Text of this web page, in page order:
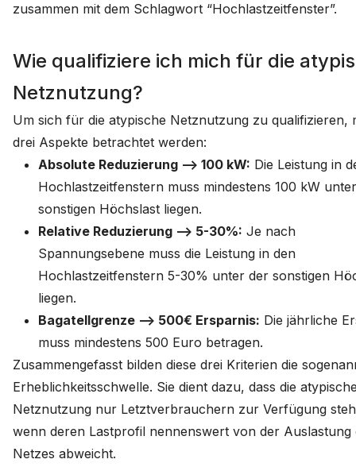
zusammen mit dem Schlagwort “Hochlastzeitfenster”.
Wie qualifiziere ich mich für die
Netznutzung?
Um sich für die atypische Netznutzung zu qualifizieren,
drei Aspekte betrachtet werden:
Absolute Reduzierung –> 100 kW: Die Leistung in
Hochlastzeitfenstern muss mindestens 100 kW
sonstigen Höchslast liegen.
Relative Reduzierung –> 5-30%: Je nach
Spannungsebene muss die Leistung in den
Hochlastzeitfenstern 5-30% unter der sonstigen
liegen.
Bagatellgrenze –> 500€ Ersparnis: Die jährliche
muss mindestens 500 Euro betragen.
Zusammengefasst bilden diese drei Kriterien die
Erheblichkeitsschwelle. Sie dient dazu, dass die
Netznutzung nur Letztverbrauchern zur Verfügung
wenn deren Lastprofil nennenswert von der Auslastung
Netzes abweicht.